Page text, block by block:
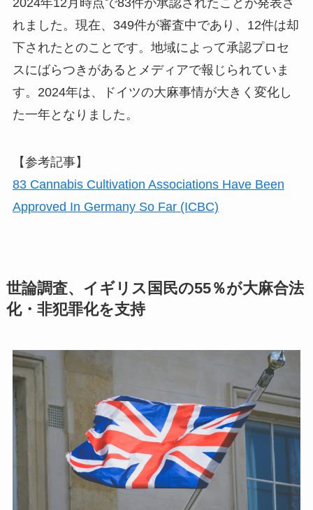
2024年12月時点で83件が承認されたことが発表さ
れました。現在、349件が審査中であり、12件は却
下されたとのことです。地域によって承認プロセ
スにばらつきがあるとメディアで報じられていま
す。2024年は、ドイツの大麻事情が大きく変化し
た一年となりました。
【参考記事】
83 Cannabis Cultivation Associations Have Been
Approved In Germany So Far (ICBC)
世論調査、イギリス国民の55％が大麻合法
化・非犯罪化を支持